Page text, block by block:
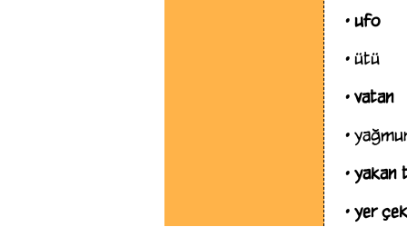
• ufo
• ütü
• vatan
•
• yakan
• yer